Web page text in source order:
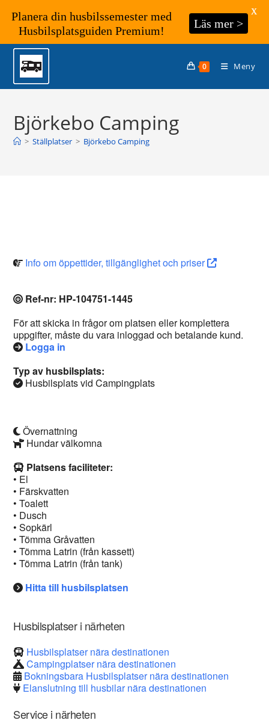
Hoppa
innehållet
0 Meny
Björkebo Camping
> Ställplatser > Björkebo Camping
Info om öppettider, tillgänglighet och priser
Ref-nr: HP-104751-1445
För att skicka in frågor om platsen eller komplettera
uppgifter, måste du vara inloggad och betalande kund.
Logga in
Typ av husbilsplats:
Husbilsplats vid Campingplats
Övernattning
Hundar välkomna
Platsens faciliteter:
• El
• Färskvatten
• Toalett
• Dusch
• Sopkärl
• Tömma Gråvatten
• Tömma Latrin (från kassett)
• Tömma Latrin (från tank)
Hitta till husbilsplatsen
Husbilsplatser i närheten
Husbilsplatser nära destinationen
Campingplatser nära destinationen
Bokningsbara Husbilsplatser nära destinationen
Elanslutning till husbilar nära destinationen
Service i närheten
Planera din husbilssemester med
Husbilsplatsguiden Premium!
Läs mer >
X